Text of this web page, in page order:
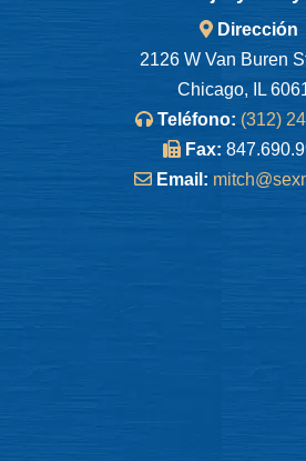
Dirección
2126 W Van Buren
Chicago, IL
Teléfono: (312)
Fax:
Email: